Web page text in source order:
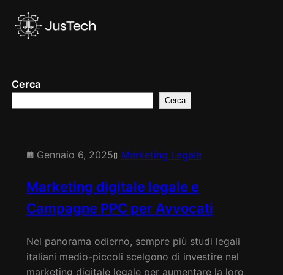
contenuto
Cerca
Cerca
Gennaio 6, 2025 Marketing Legale
Marketing digitale legale e
Campagne PPC per Avvocati
Nel panorama odierno, sempre più studi legali
italiani medio-piccoli scelgono di investire nel
marketing digitale legale per aumentare la loro